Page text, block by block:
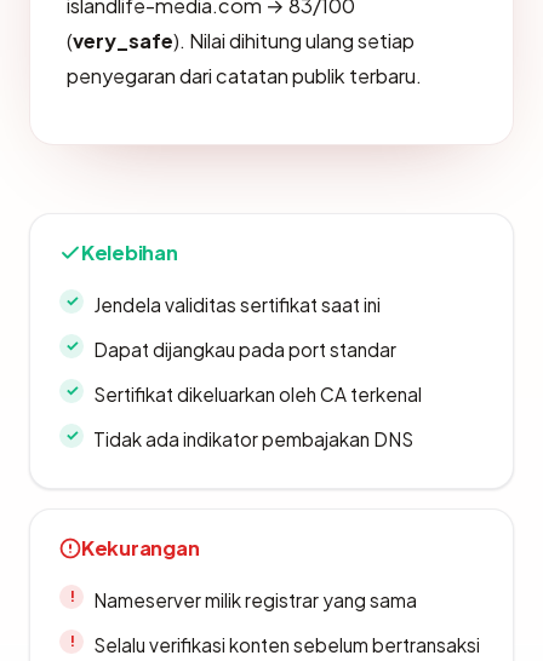
islandlife-media.com → 83/100
(very_safe). Nilai dihitung ulang setiap
penyegaran dari catatan publik terbaru.
Kelebihan
Jendela validitas sertifikat saat ini
Dapat dijangkau pada port standar
Sertifikat dikeluarkan oleh CA terkenal
Tidak ada indikator pembajakan DNS
Kekurangan
Nameserver milik registrar yang sama
Selalu verifikasi konten sebelum bertransaksi